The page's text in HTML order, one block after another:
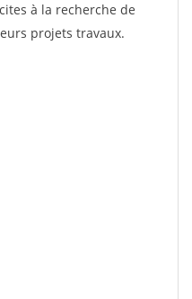
à la recherche de
projets travaux.